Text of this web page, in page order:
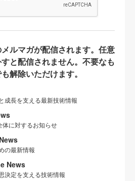
ルマガが配信されます。任意
と配信されません。不要なも
解除いただけます。
成長を支える最新技術情報
に対するお知らせ
の最新情報
News
決定を支える技術情報